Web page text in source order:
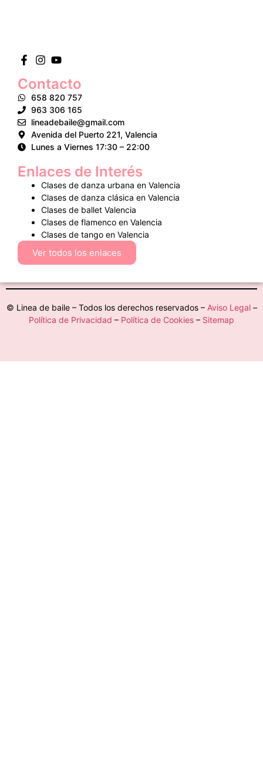
Contacto
658 820 757
963 306 165
lineadebaile@gmail.com
Avenida del Puerto 221, Valencia
Lunes a Viernes 17:30 – 22:00
Enlaces de Interés
Clases de danza urbana en Valencia
Clases de danza clásica en Valencia
Clases de ballet Valencia
Clases de flamenco en Valencia
Clases de tango en Valencia
Ver todos los enlaces
© Linea de baile – Todos los derechos reservados – Aviso Legal–
Política de Privacidad – Política de Cookies – Sitemap